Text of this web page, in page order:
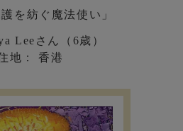
護を紡ぐ魔法使い」
Leeさん（6歳）
地： 香港